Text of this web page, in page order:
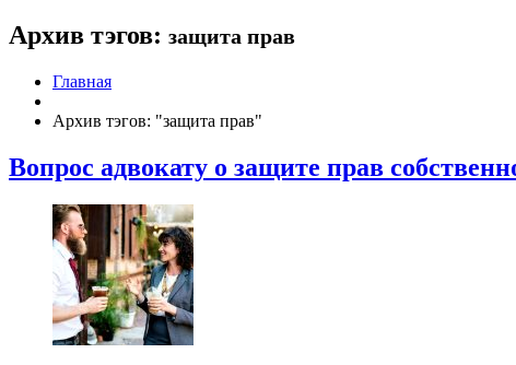
Архив тэгов: защита прав
Главная
Архив тэгов: "защита прав"
Вопрос адвокату о защите прав